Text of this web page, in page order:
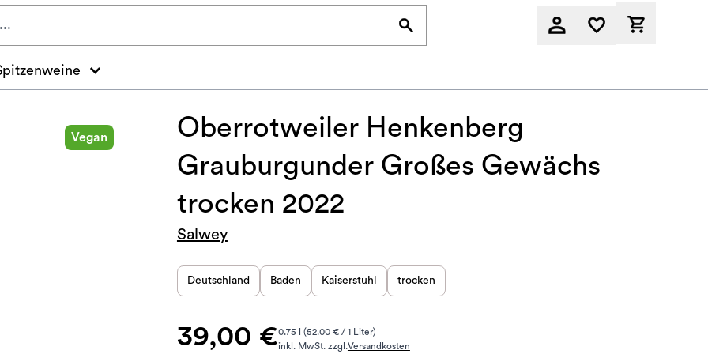
Vegan
Oberrotweiler Henkenberg
Grauburgunder Großes Gewächs
trocken 2022
Salwey
Deutschland Baden Kaiserstuhl trocken
39,00 €0.75 l (52.00 € / 1 Liter)
inkl. MwSt. zzgl.Versandkosten